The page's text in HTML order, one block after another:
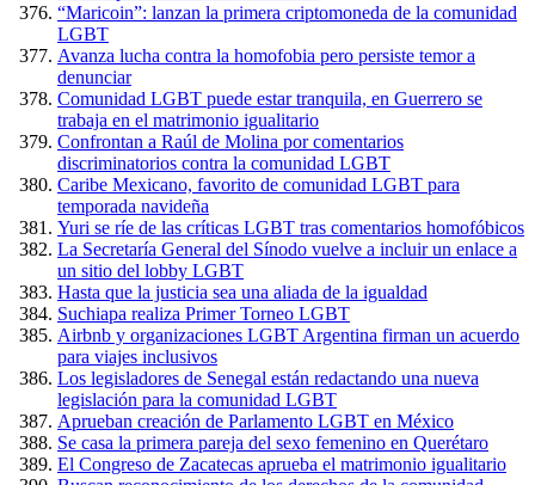
“Maricoin”: lanzan la primera criptomoneda de la comunidad
LGBT
Avanza lucha contra la homofobia pero persiste temor a
denunciar
Comunidad LGBT puede estar tranquila, en Guerrero se
trabaja en el matrimonio igualitario
Confrontan a Raúl de Molina por comentarios
discriminatorios contra la comunidad LGBT
Caribe Mexicano, favorito de comunidad LGBT para
temporada navideña
Yuri se ríe de las críticas LGBT tras comentarios homofóbicos
La Secretaría General del Sínodo vuelve a incluir un enlace a
un sitio del lobby LGBT
Hasta que la justicia sea una aliada de la igualdad
Suchiapa realiza Primer Torneo LGBT
Airbnb y organizaciones LGBT Argentina firman un acuerdo
para viajes inclusivos
Los legisladores de Senegal están redactando una nueva
legislación para la comunidad LGBT
Aprueban creación de Parlamento LGBT en México
Se casa la primera pareja del sexo femenino en Querétaro
El Congreso de Zacatecas aprueba el matrimonio igualitario